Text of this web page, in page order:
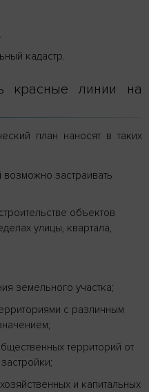
кадастр.
красные линии на
план наносят в таких
возможно застраивать
объектов
улицы, квартала,
земельного участка;
с различным
территорий от
и капитальных